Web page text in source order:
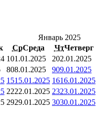
Январь 2025
СрСреда ЧтЧетверг
101.01.2025 202.01.2025
808.01.2025 909.01.2025
1515.01.2025 1616.01.2025
2222.01.2025 2323.01.2025
2929.01.2025 3030.01.2025